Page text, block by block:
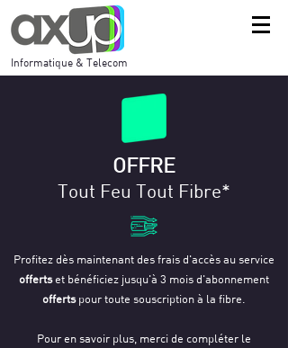
Informatique & Telecom
OFFRE
Tout Feu Tout Fibre*
Profitez dès maintenant des frais d'accès au service
offertset bénéficiez jusqu'à 3 mois d'abonnement
offertspour toute souscription à la fibre.
Pour en savoir plus, merci de compléter le